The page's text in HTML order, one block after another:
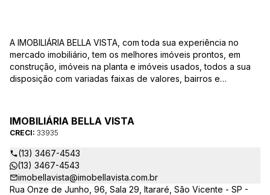
A IMOBILIÁRIA BELLA VISTA, com toda sua experiência no
mercado imobiliário, tem os melhores imóveis prontos, em
construção, imóveis na planta e imóveis usados, todos a sua
disposição com variadas faixas de valores, bairros e
ao CRECI-EE – estarão sempre prontos para responder-lhe
todas as suas dúvidas sobre casas, apartamentos, terrenos,
salas comerciais e outros produtos imobiliários.
IMOBILIÁRIA BELLA VISTA
CRECI: 33935
(13) 3467-4543
(13) 3467-4543
imobellavista@imobellavista.com.br
Rua Onze de Junho, 96, Sala 29, Itararé, São Vicente - SP -